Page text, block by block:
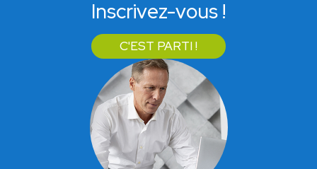
Inscrivez-vous !
C'EST PARTI !